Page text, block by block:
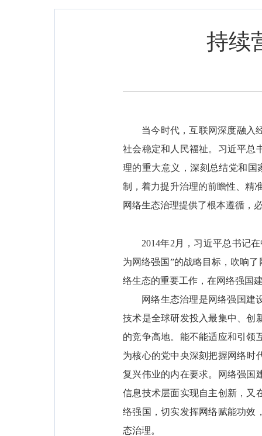
持续
当今时代，互联网深度融入
社会稳定和人民福祉。习近平总
理的重大意义，深刻总结党和国
制，着力提升治理的前瞻性、精
网络生态治理提供了根本遵循，
2014年2月，习近平总书记
为网络强国”的战略目标，吹响
络生态的重要工作，在网络强国
网络生态治理是网络强国建
技术是全球研发投入最集中、创
的竞争高地。能不能适应和引领
为核心的党中央深刻把握网络时
复兴伟业的内在要求。网络强国
信息技术层面实现自主创新，又
络强国，切实发挥网络赋能功效
态治理。